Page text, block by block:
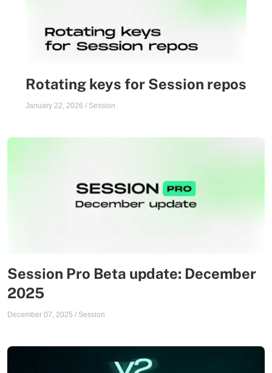
Rotating keys for Session repos
January 22, 2026 / Session
Session Pro Beta update: December
2025
December 07, 2025 / Session